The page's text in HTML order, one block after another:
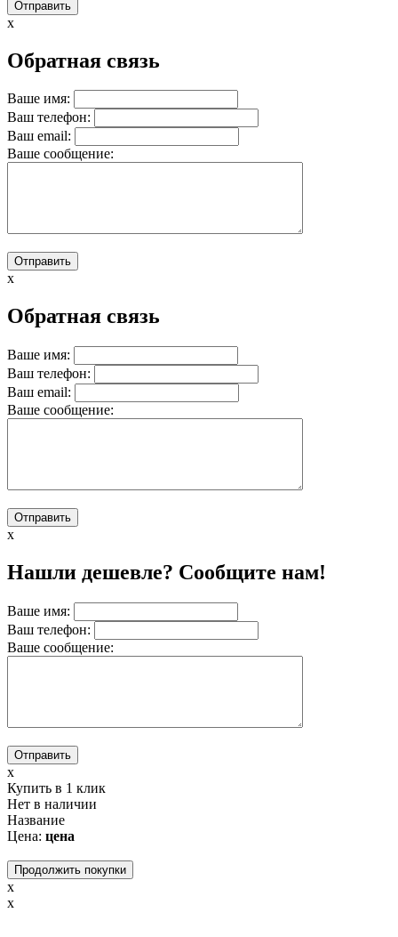
x
Обратная связь
Ваше имя:
Ваш телефон:
Ваш email:
Вашe сообщение:
x
Обратная связь
Ваше имя:
Ваш телефон:
Ваш email:
Вашe сообщение:
x
Нашли дешевле? Сообщите нам!
Ваше имя:
Ваш телефон:
Вашe сообщение:
x
Купить в 1 клик
Нет в наличии
Название
Цена: цена
Продолжить покупки
x
x